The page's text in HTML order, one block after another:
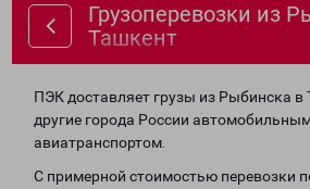
Грузоперевозки из
Ташкент
ПЭК доставляет грузы из Рыбинска в
другие города России
авиатранспортом.
С примерной стоимостью перевозки